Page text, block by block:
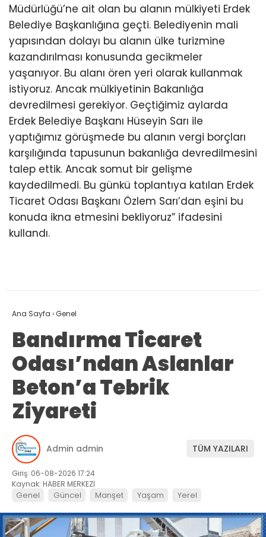
Müdürlüğü’ne ait olan bu alanın mülkiyeti Erdek
Belediye Başkanlığına geçti. Belediyenin mali
yapısından dolayı bu alanın ülke turizmine
kazandırılması konusunda gecikmeler
yaşanıyor. Bu alanı ören yeri olarak kullanmak
istiyoruz. Ancak mülkiyetinin Bakanlığa
devredilmesi gerekiyor. Geçtiğimiz aylarda
Erdek Belediye Başkanı Hüseyin Sarı ile
yaptığımız görüşmede bu alanın vergi borçları
karşılığında tapusunun bakanlığa devredilmesini
talep ettik. Ancak somut bir gelişme
kaydedilmedi. Bu günkü toplantıya katılan Erdek
Ticaret Odası Başkanı Özlem Sarı’dan eşini bu
konuda ikna etmesini bekliyoruz” ifadesini
kullandı.
Ana Sayfa ›Genel
Bandırma Ticaret
Odası’ndan Aslanlar
Beton’a Tebrik
Ziyareti
Admin admin TÜM YAZILARI
Giriş: 06-08-2026 17:24
Kaynak: HABER MERKEZİ
Genel Güncel Manşet Yaşam Yerel